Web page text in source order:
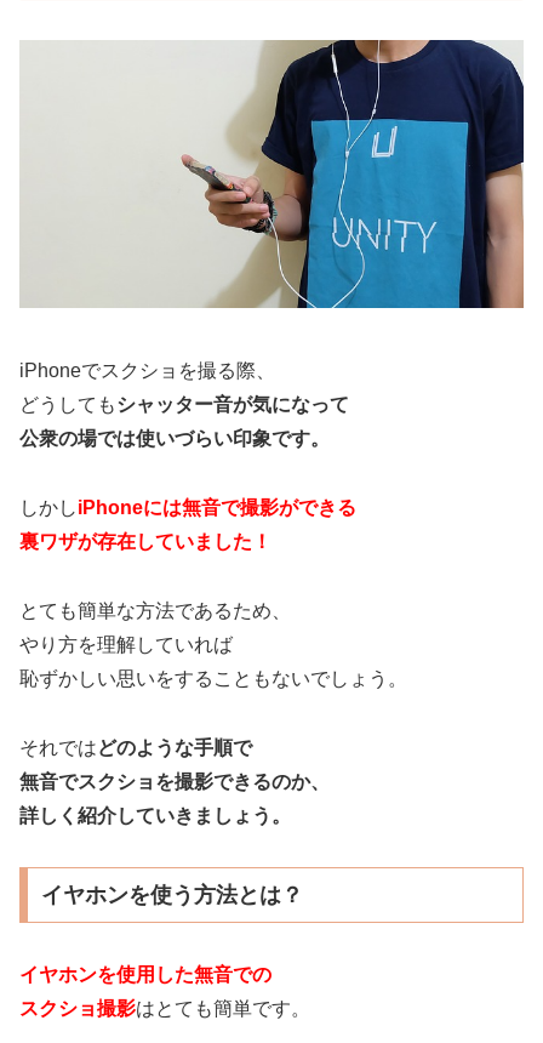
iPhoneでスクショを撮る際、
どうしてもシャッター音が気になって
公衆の場では使いづらい印象です。
しかしiPhoneには無音で撮影ができる
裏ワザが存在していました！
とても簡単な方法であるため、
やり方を理解していれば
恥ずかしい思いをすることもないでしょう。
それではどのような手順で
無音でスクショを撮影できるのか、
詳しく紹介していきましょう。
イヤホンを使う方法とは？
イヤホンを使用した無音での
スクショ撮影はとても簡単です。